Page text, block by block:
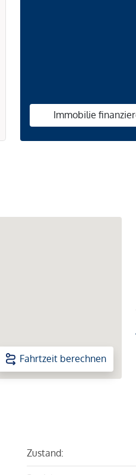
Immobilie
Fahrtzeit berechnen
Zustand: